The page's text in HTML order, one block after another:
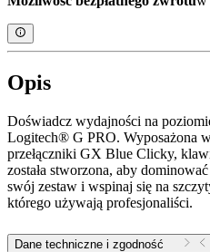
Opis
Doświadcz wydajności na
Logitech® G PRO. Wyposażona
przełączniki GX Blue Clicky,
została stworzona, aby
swój zestaw i wspinaj się na
którego używają profesjonaliści.
Dane techniczne i zgodność